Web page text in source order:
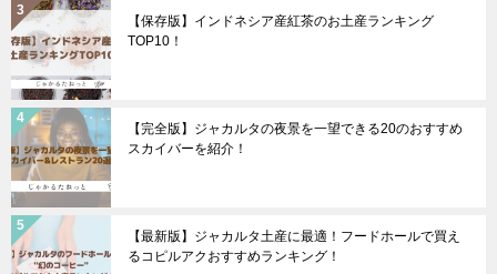
【保存版】インドネシア産紅茶のお土産ランキング
TOP10！
【完全版】ジャカルタの夜景を一望できる20のおすすめ
スカイバーを紹介！
【最新版】ジャカルタ土産に最適！フードホールで買え
るコピルアクおすすめランキング！